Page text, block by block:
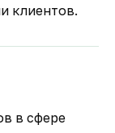
клиентов.
в сфере